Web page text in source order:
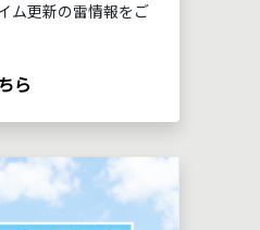
ム更新の雷情報をご
ら